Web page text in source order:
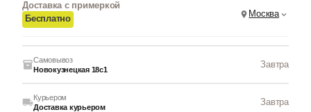
Доставка с примеркой
Бесплатно
Москва
Самовывоз
Новокузнецкая 18с1
Завтра
Курьером
Доставка курьером
Завтра